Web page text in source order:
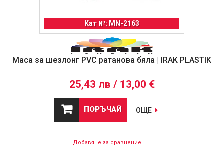
Кат №: MN-2163
Маса за шезлонг PVC ратанова бяла | IRAK PLASTIK
25,43 лв / 13,00 €
ПОРЪЧАЙ ОЩЕ
Добавяне за сравнение